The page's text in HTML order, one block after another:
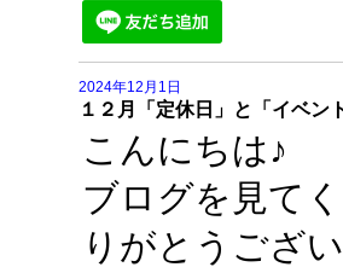
2024年12月1日
１２月「定休日」と「イベン
こんにちは♪
ブログを見て
りがとうござ